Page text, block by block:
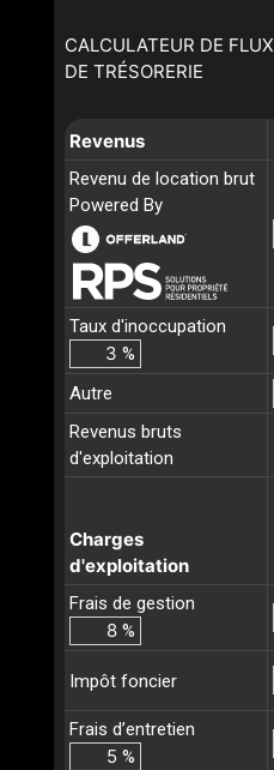
CALCULATEUR DE FLUX
DE TRÉSORERIE
Revenus
Revenu de location brut
Powered By
Taux d'inoccupation
%
Autre
Revenus bruts
d'exploitation
Charges
d'exploitation
Frais de gestion
%
Impôt foncier
Frais d’entretien
%